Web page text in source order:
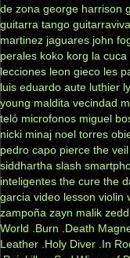
de zona george harrison
guitarra tango
martinez jaguares john
perales koko korg la cuca
lecciones leon gieco les
luis eduardo aute luthier
young maldita vecindad
teló microfonos miguel
nicki minaj noel torres
pedro capo pierce the veil
siddhartha slash
inteligentes the cure the
garcia video lesson violin
zampoña zayn malik zedd
World
.Burn .Death
Leather .Holy Diver .In